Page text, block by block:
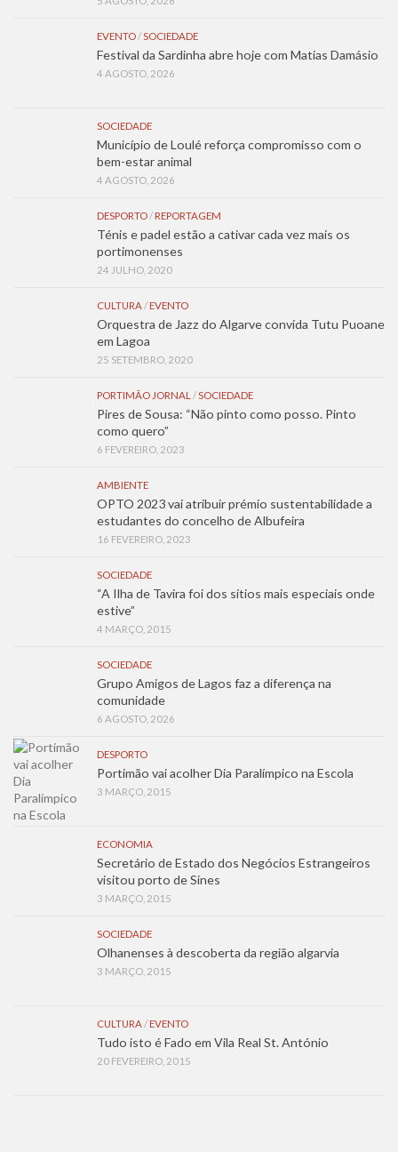
EVENTO/SOCIEDADE
Festival da Sardinha abre hoje com Matias Damásio
4 AGOSTO, 2026
SOCIEDADE
Município de Loulé reforça compromisso com o
bem-estar animal
4 AGOSTO, 2026
DESPORTO/ REPORTAGEM
Ténis e padel estão a cativar cada vez mais os
portimonenses
24 JULHO, 2020
CULTURA/ EVENTO
Orquestra de Jazz do Algarve convida Tutu Puoane
em Lagoa
25 SETEMBRO, 2020
PORTIMÃO JORNAL /SOCIEDADE
Pires de Sousa: “Não pinto como posso. Pinto
como quero”
6 FEVEREIRO, 2023
AMBIENTE
OPTO 2023 vai atribuir prémio sustentabilidade a
estudantes do concelho de Albufeira
16 FEVEREIRO, 2023
SOCIEDADE
“A Ilha de Tavira foi dos sítios mais especiais onde
estive”
4 MARÇO, 2015
SOCIEDADE
Grupo Amigos de Lagos faz a diferença na
comunidade
6 AGOSTO, 2026
DESPORTO
Portimão vai acolher Dia Paralímpico na Escola
3 MARÇO, 2015
ECONOMIA
Secretário de Estado dos Negócios Estrangeiros
visitou porto de Sines
3 MARÇO, 2015
SOCIEDADE
Olhanenses à descoberta da região algarvia
3 MARÇO, 2015
CULTURA/ EVENTO
Tudo isto é Fado em Vila Real St. António
20 FEVEREIRO, 2015